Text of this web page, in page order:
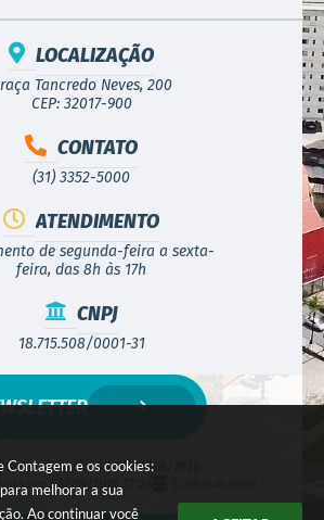
Contagem e os cookies:
melhorar a sua
Ao continuar você
LOCALIZAÇÃO
Tancredo Neves, 200
CEP: 32017-900
CONTATO
(31) 3352-5000
ATENDIMENTO
de segunda-feira a sexta-
feira, das 8h às 17h
CNPJ
18.715.508/0001-31
do Sistema:3.5.3 - 19/06/2026
em:
06/08/2026 17:24